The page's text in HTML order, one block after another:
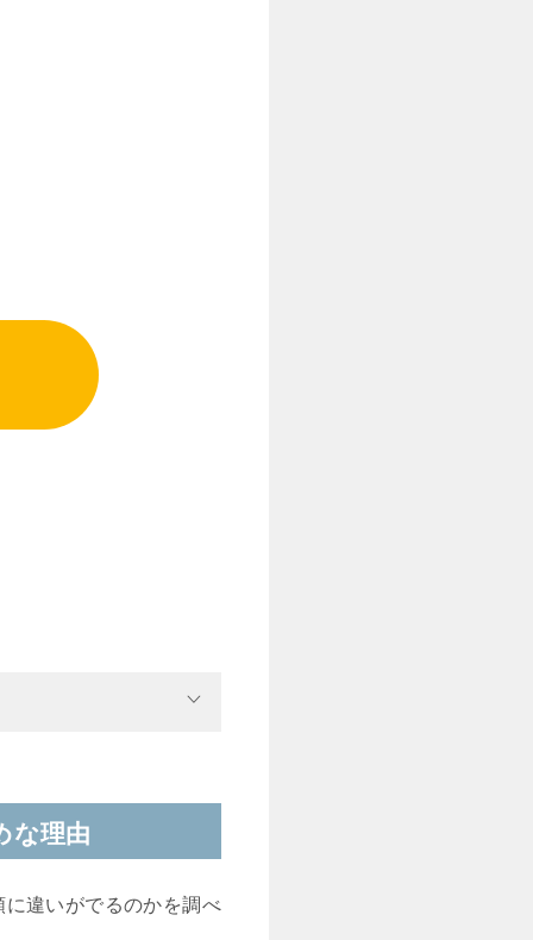
な理由
違いがでるのかを調べ